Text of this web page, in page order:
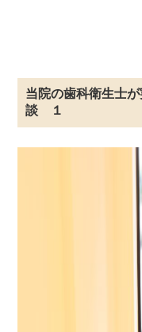
当院の歯科衛生士
談 １